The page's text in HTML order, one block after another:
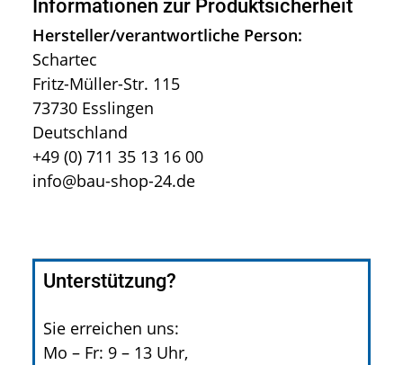
Informationen zur Produktsicherheit
Hersteller/verantwortliche Person:
Schartec
Fritz-Müller-Str. 115
73730 Esslingen
Deutschland
+49 (0) 711 35 13 16 00
info@bau-shop-24.de
Unterstützung?
Sie erreichen uns:
Mo – Fr: 9 – 13 Uhr,